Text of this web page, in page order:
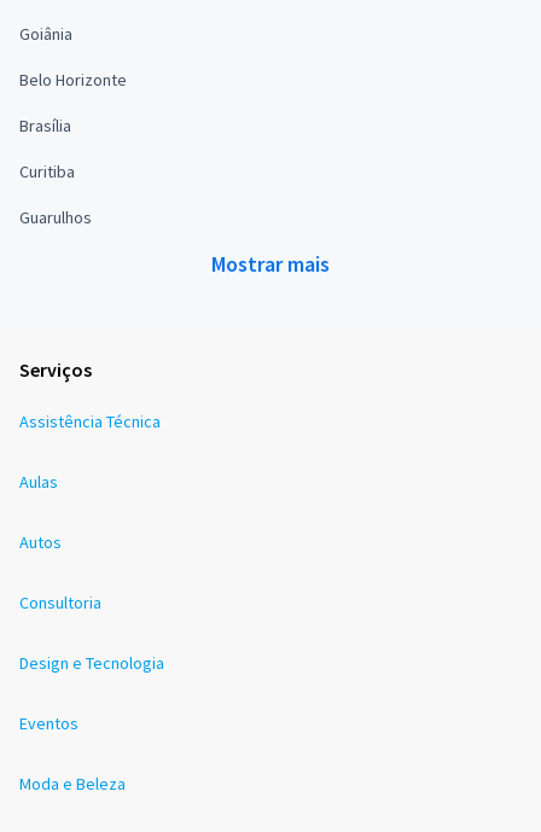
Goiânia
Belo Horizonte
Brasília
Curitiba
Guarulhos
Mostrar mais
Serviços
Assistência Técnica
Aulas
Autos
Consultoria
Design e Tecnologia
Eventos
Moda e Beleza